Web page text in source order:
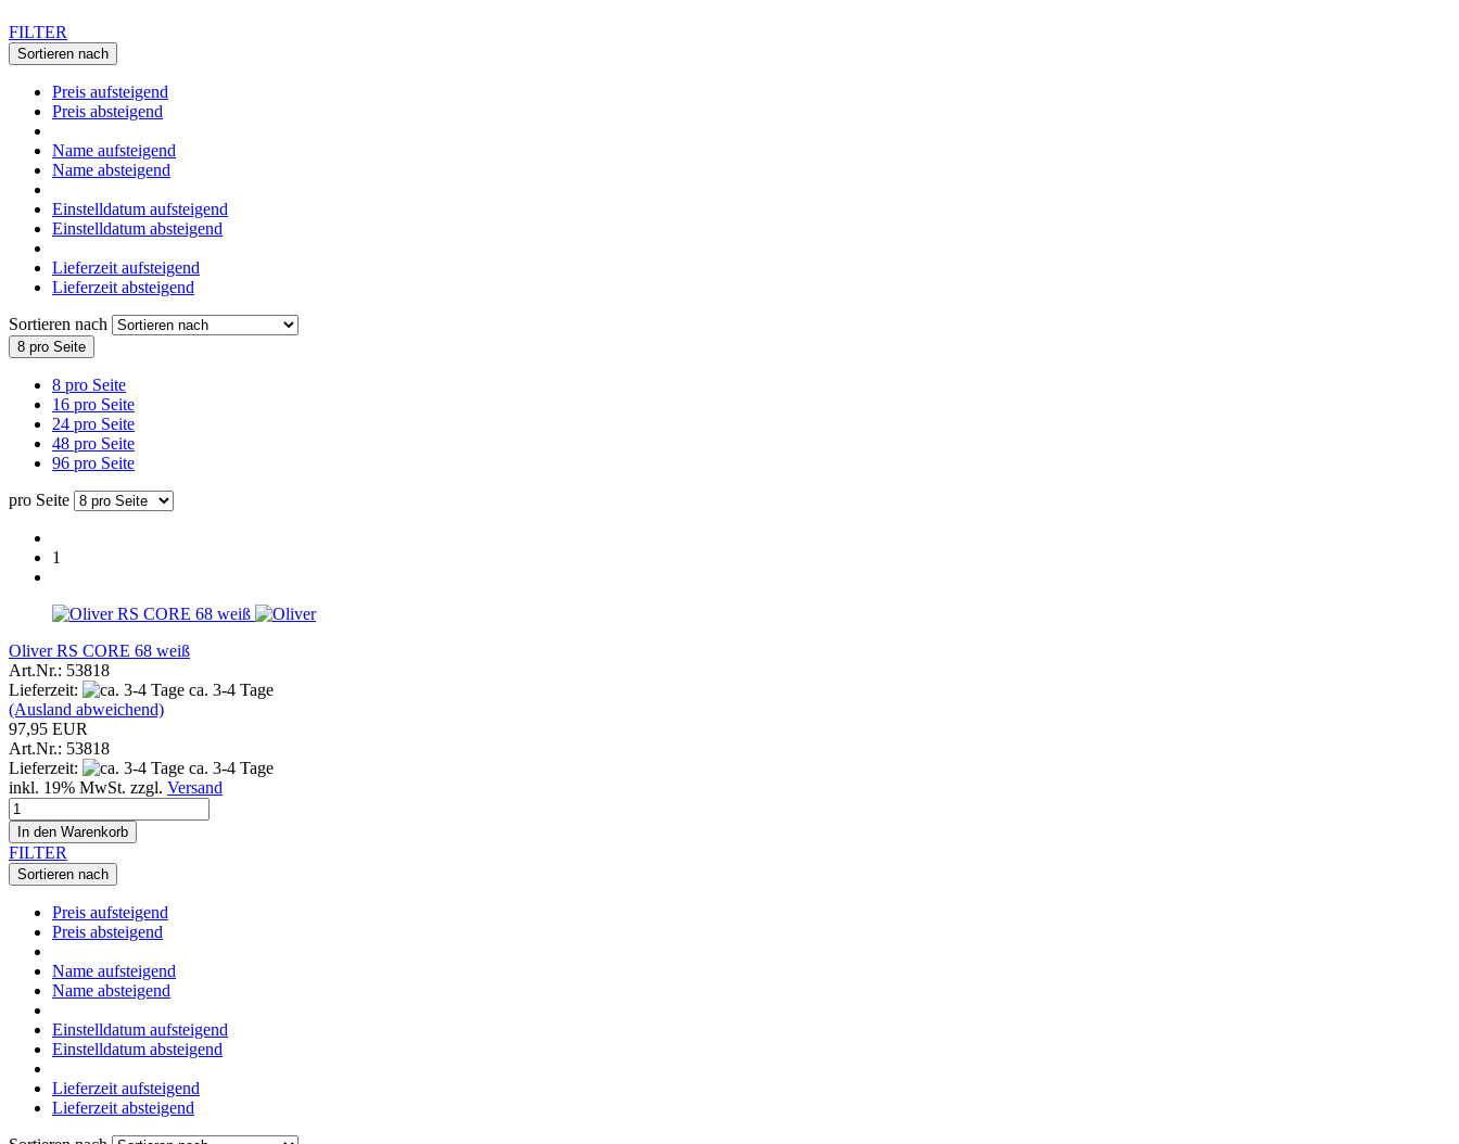
FILTER
Sortieren nach
Preis aufsteigend
Preis absteigend
Name aufsteigend
Name absteigend
Einstelldatum aufsteigend
Einstelldatum absteigend
Lieferzeit aufsteigend
Lieferzeit absteigend
Sortieren nach
8 pro Seite
8 pro Seite
16 pro Seite
24 pro Seite
48 pro Seite
96 pro Seite
pro Seite
1
Oliver RS CORE 68 weiß
Art.Nr.: 53818
Lieferzeit:
ca. 3-4 Tage
(Ausland abweichend)
97,95 EUR
Art.Nr.: 53818
Lieferzeit:
ca. 3-4 Tage
inkl. 19% MwSt. zzgl. Versand
In den Warenkorb
FILTER
Sortieren nach
Preis aufsteigend
Preis absteigend
Name aufsteigend
Name absteigend
Einstelldatum aufsteigend
Einstelldatum absteigend
Lieferzeit aufsteigend
Lieferzeit absteigend